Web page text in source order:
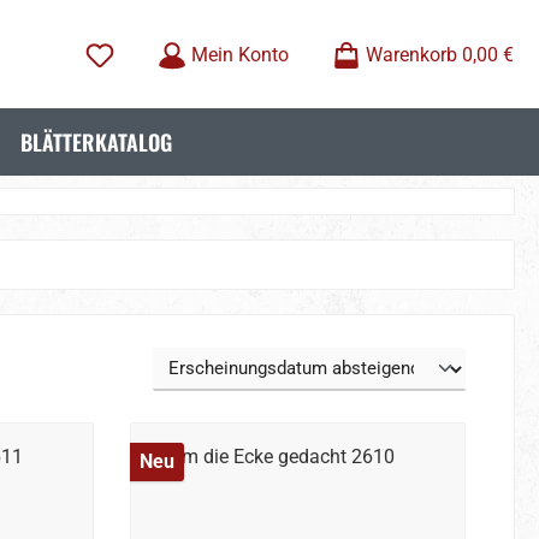
Mein Konto Warenkorb 0,00 €
BLÄTTERKATALOG
Neu